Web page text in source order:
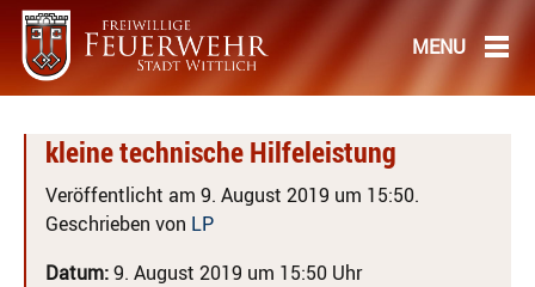
kleine technische Hilfeleistung
Veröffentlicht am 9. August 2019 um 15:50.
Geschrieben von LP
Datum:9. August 2019 um 15:50 Uhr